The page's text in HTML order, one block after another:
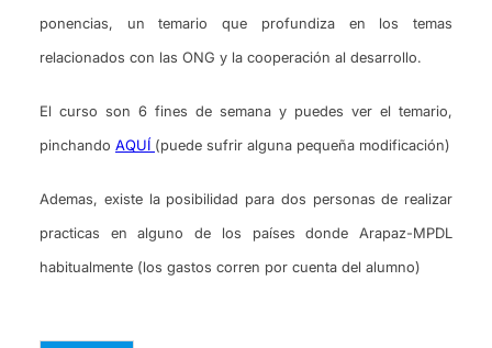
ponencias, un temario que profundiza en los temas
relacionados con las ONG y la cooperación al desarrollo.
El curso son 6 fines de semana y puedes ver el temario,
pinchando AQUÍ (puede sufrir alguna pequeña modificación)
Ademas, existe la posibilidad para dos personas de realizar
practicas en alguno de los países donde Arapaz-MPDL
habitualmente (los gastos corren por cuenta del alumno)